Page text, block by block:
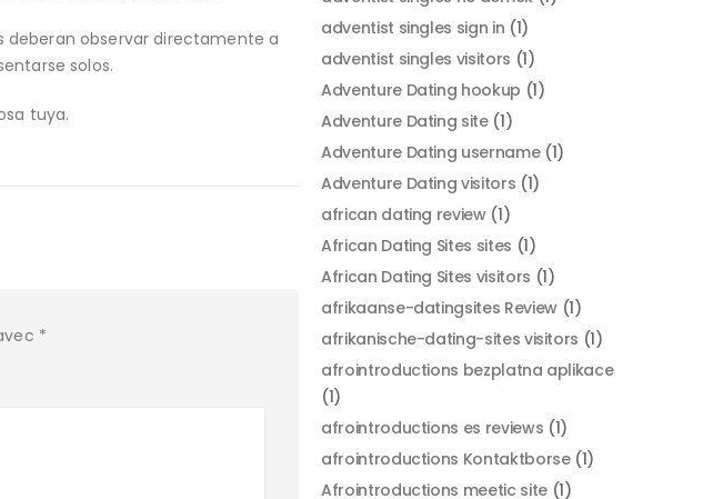
deberan observar directamente a
solos.
tuya.
*
adventist singles sign in (1)
adventist singles visitors (1)
Adventure Dating hookup (1)
Adventure Dating site(1)
Adventure Dating username(1)
Adventure Dating visitors (1)
african dating review(1)
African Dating Sites sites (1)
African Dating Sites visitors (1)
afrikaanse-datingsites Review(1)
afrikanische-dating-sites visitors (1)
afrointroductions bezplatna aplikace
(1)
afrointroductions es reviews (1)
afrointroductions Kontaktborse(1)
Afrointroductions meetic site(1)